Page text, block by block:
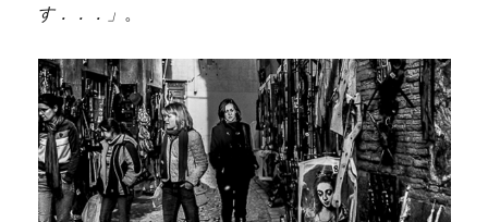
す．．．」 。